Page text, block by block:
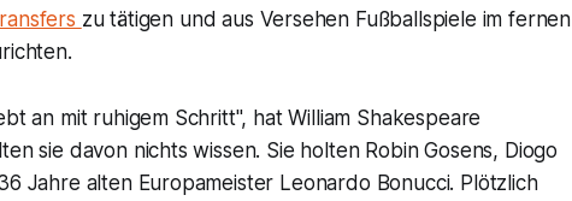
zu tätigen und aus Versehen Fußballspiele im fernen
an mit ruhigem Schritt", hat William Shakespeare
sie davon nichts wissen. Sie holten Robin Gosens, Diogo
Jahre alten Europameister Leonardo Bonucci. Plötzlich